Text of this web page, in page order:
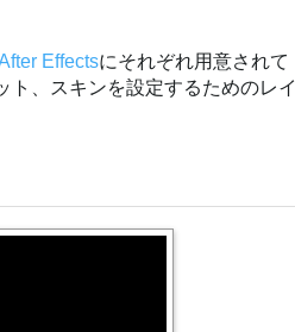
Effectsにそれぞれ用意されて
、スキンを設定するためのレイ